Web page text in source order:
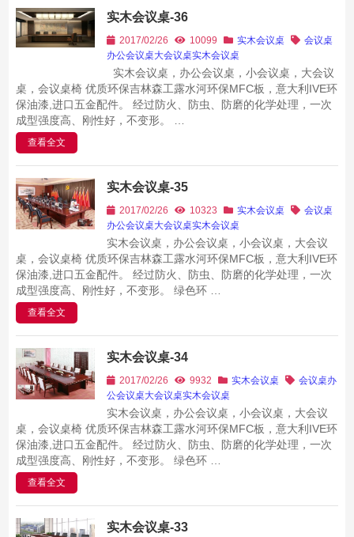
实木会议桌-36
2017/02/26 10099 实木会议桌
会议桌
办公会议桌大会议桌实木会议桌
实木会议桌，办公会议桌，小会议桌，大会议
桌，会议桌椅 优质环保吉林森工露水河环保MFC板，意大利IVE环
保油漆,进口五金配件。 经过防火、防虫、防磨的化学处理，一次
成型强度高、刚性好，不变形。 …
查看全文
实木会议桌-35
2017/02/26 10323 实木会议桌
会议桌
办公会议桌大会议桌实木会议桌
实木会议桌，办公会议桌，小会议桌，大会议
桌，会议桌椅 优质环保吉林森工露水河环保MFC板，意大利IVE环
保油漆,进口五金配件。 经过防火、防虫、防磨的化学处理，一次
成型强度高、刚性好，不变形。 绿色环 …
查看全文
实木会议桌-34
2017/02/26 9932 实木会议桌 会议桌办
公会议桌大会议桌实木会议桌
实木会议桌，办公会议桌，小会议桌，大会议
桌，会议桌椅 优质环保吉林森工露水河环保MFC板，意大利IVE环
保油漆,进口五金配件。 经过防火、防虫、防磨的化学处理，一次
成型强度高、刚性好，不变形。 绿色环 …
查看全文
实木会议桌-33